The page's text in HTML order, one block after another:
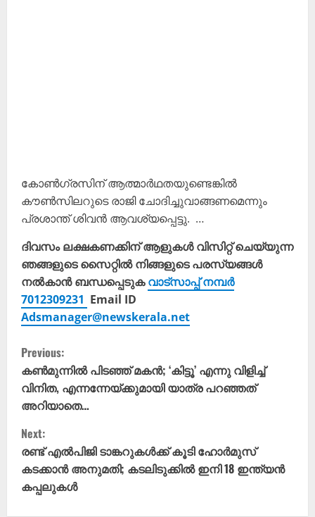
കോൺഗ്രസിന് ആത്മാർഥതയുണ്ടെങ്കിൽ
കൗൺസിലറുടെ രാജി ചോദിച്ചുവാങ്ങണമെന്നും
പ്രശാന്ത് ശിവൻ ആവശ്യപ്പെട്ടു. …
ദിവസം ലക്ഷകണക്കിന് ആളുകൾ വിസിറ്റ് ചെയ്യുന്ന
ഞങ്ങളുടെ സൈറ്റിൽ നിങ്ങളുടെ പരസ്യങ്ങൾ
നൽകാൻ ബന്ധപ്പെടുകവാട്സാപ്പ് നമ്പർ
7012309231 Email ID
Adsmanager@newskerala.net
C
o
n
t
i
n
Previous:
കൺമുന്നിൽ പിടഞ്ഞ് മകൻ; ‘കിട്ടൂ’ എന്നു വിളിച്ച്
വിനിത, എന്നന്നേയ്ക്കുമായി യാത്ര പറഞ്ഞത്
അറിയാതെ…
Next:
രണ്ട് എൽപിജി ടാങ്കറുകൾക്ക് കൂടി ഹോർമുസ്
കടക്കാൻ അനുമതി; കടലിടുക്കിൽ ഇനി 18 ഇന്ത്യൻ
കപ്പലുകൾ